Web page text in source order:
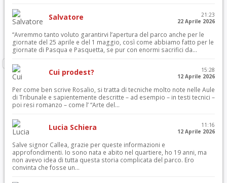
Salvatore
21:23
22 Aprile 2026
“Avremmo tanto voluto garantirvi l’apertura del parco anche per le
giornate del 25 aprile e del 1 maggio, così come abbiamo fatto per le
giornate di Pasqua e Pasquetta, se pur con enormi sacrifici da...
Cui prodest?
15:28
12 Aprile 2026
Per come ben scrive Rosalio, si tratta di tecniche molto note nelle Aule
di Tribunale e sapientemente descritte – ad esempio – in testi tecnici –
poi resi romanzo – come l’ “Arte del...
Lucia Schiera
11:16
12 Aprile 2026
Salve signor Callea, grazie per queste informazioni e
approfondimenti. Io sono nata e abito nel quartiere, ho 19 anni, ma
non avevo idea di tutta questa storia complicata del parco. Ero
convinta che fosse un...